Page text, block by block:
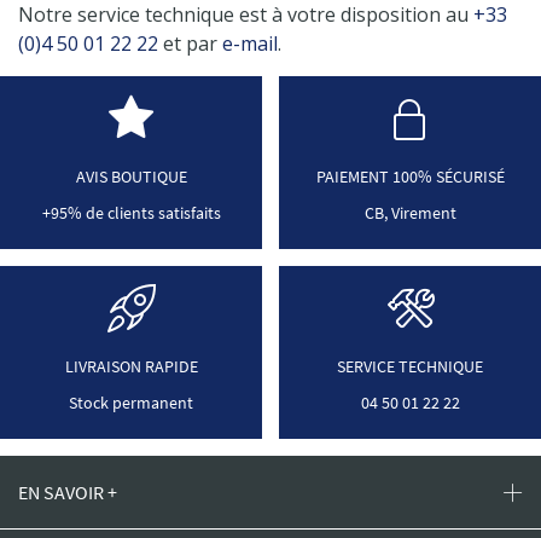
Notre service technique est à votre disposition au +33
(0)4 50 01 22 22 et pare-mail.
AVIS BOUTIQUE
+95% de clients satisfaits
PAIEMENT 100% SÉCURISÉ
CB, Virement
LIVRAISON RAPIDE
Stock permanent
SERVICE TECHNIQUE
04 50 01 22 22
EN SAVOIR +